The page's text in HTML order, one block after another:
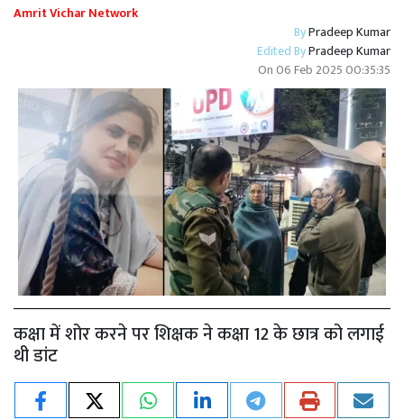
Amrit Vichar Network
ByPradeep Kumar
Edited ByPradeep Kumar
On06 Feb 2025 00:35:35
कक्षा में शोर करने पर शिक्षक ने कक्षा 12 के छात्र को लगाई
थी डांट